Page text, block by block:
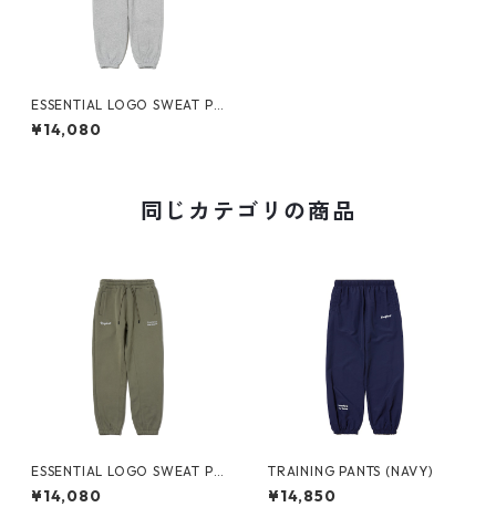
ESSENTIAL LOGO SWEAT PA
NTS (HEATHER GREY)
¥14,080
同じカテゴリの商品
ESSENTIAL LOGO SWEAT PA
NTS (OLIVE)
¥14,080
TRAINING PANTS (NAVY)
¥14,850